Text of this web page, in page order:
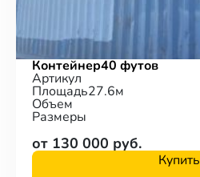
Контейнер40 футов
Артикул
Площадь27.6м
Объем
Размеры
от 130 000 руб.
Купить